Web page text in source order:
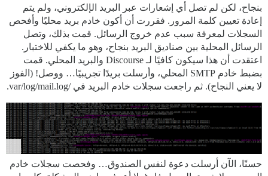
بنجاح، لكن لم تصل أي إشعارات عبر البريد الإلكتروني، ولم يتم
إعادة تعيين كلمة المرور. فقررت أن أكون خادم بريد محليًا وأفحص
السجلات لمعرفة سبب عدم خروج الرسائل. قمت بذلك، وتصل
الرسائل المحلية بين صناديق البريد بنجاح، وهو ما يكفي للاختبار.
اعتقدت أن هذا سيكون كافيًا لـ Discourse والبريد المحلي. قمت
بضبط خادم SMTP المحلي، وأرسلت بريدًا تجريبيًا… ووصل! (الفوز
لا يعني النجاح). ثم راجعت سجلات خادم البريد في /var/log/mail.log.
حسنًا، الآن أرسلت دعوة لنفس الصندوق… وفحصت سجلات خادم